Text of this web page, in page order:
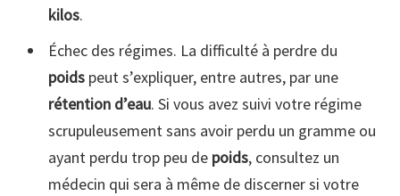
kilos.
Échec des régimes. La difficulté à perdre du
poidspeut s’expliquer, entre autres, par une
rétention d’eau. Si vous avez suivi votre régime
scrupuleusement sans avoir perdu un gramme ou
ayant perdu trop peu de poids, consultez un
médecin qui sera à même de discerner si votre